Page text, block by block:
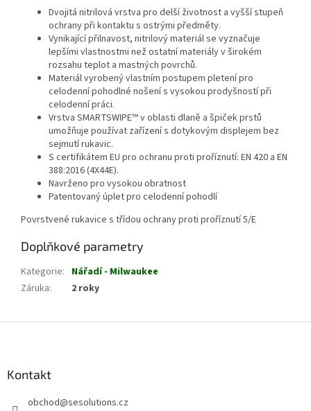
Dvojitá nitrilová vrstva pro delší životnost a vyšší stupeň
ochrany při kontaktu s ostrými předměty.
Vynikající přilnavost, nitrilový materiál se vyznačuje
lepšími vlastnostmi než ostatní materiály v širokém
rozsahu teplot a mastných povrchů.
Materiál vyrobený vlastním postupem pletení pro
celodenní pohodlné nošení s vysokou prodyšností při
celodenní práci.
Vrstva SMARTSWIPE™ v oblasti dlaně a špiček prstů
umožňuje používat zařízení s dotykovým displejem bez
sejmutí rukavic.
S certifikátem EU pro ochranu proti proříznutí: EN 420 a EN
388:2016 (4X44E).
Navrženo pro vysokou obratnost
Patentovaný úplet pro celodenní pohodlí
Povrstvené rukavice s třídou ochrany proti proříznutí 5/E
Doplňkové parametry
Kategorie: Nářadí - Milwaukee
Záruka: 2 roky
Kontakt
obchod@sesolutions.cz